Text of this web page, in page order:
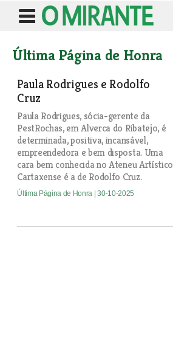
Última Página de Honra
Paula Rodrigues e Rodolfo
Cruz
Paula Rodrigues, sócia-gerente da
PestRochas, em Alverca do Ribatejo, é
determinada, positiva, incansável,
empreendedora e bem disposta. Uma
cara bem conhecida no Ateneu Artístico
Cartaxense é a de Rodolfo Cruz.
Última Página de Honra | 30-10-2025